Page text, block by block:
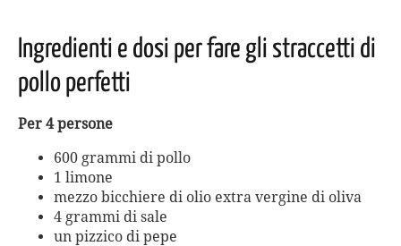
Ingredienti e dosi per fare gli straccetti di
pollo perfetti
Per 4 persone
600 grammi di pollo
1 limone
mezzo bicchiere di olio extra vergine di oliva
4 grammi di sale
un pizzico di pepe